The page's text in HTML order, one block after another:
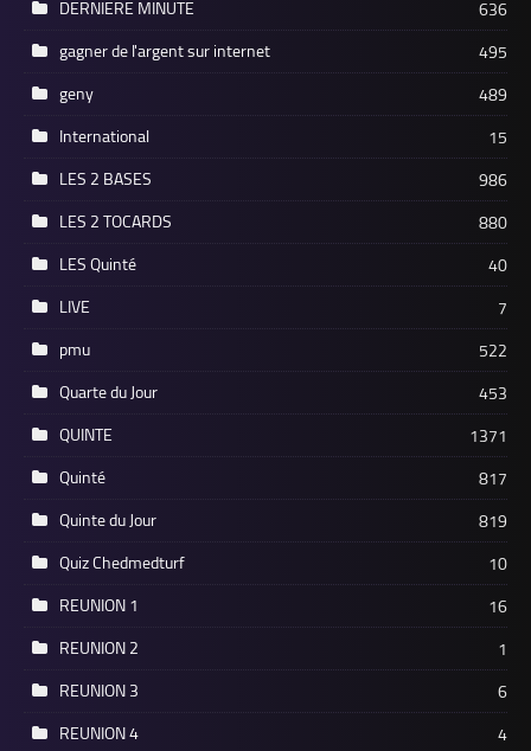
DERNIERE MINUTE
636
gagner de l'argent sur internet
495
geny
489
International
15
LES 2 BASES
986
LES 2 TOCARDS
880
LES Quinté
40
LIVE
7
pmu
522
Quarte du Jour
453
QUINTE
1371
Quinté
817
Quinte du Jour
819
Quiz Chedmedturf
10
REUNION 1
16
REUNION 2
1
REUNION 3
6
REUNION 4
4